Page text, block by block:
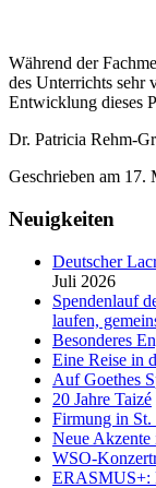
Während der
des Unterrichts sehr
Entwicklung dieses
Dr. Patricia Rehm-
Geschrieben am 17.
Neuigkeiten
Deutscher
Juli 2026
Spendenlauf
laufen,
Besonderes
Eine Reise in
Auf Goethes
20 Jahre Taizé
Firmung in St.
Neue Akzente
WSO-
ERASMUS+: